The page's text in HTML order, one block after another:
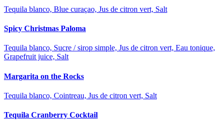
Tequila blanco, Blue curaçao, Jus de citron vert, Salt
Spicy Christmas Paloma
Tequila blanco, Sucre / sirop simple, Jus de citron vert, Eau tonique,
Grapefruit juice, Salt
Margarita on the Rocks
Tequila blanco, Cointreau, Jus de citron vert, Salt
Tequila Cranberry Cocktail